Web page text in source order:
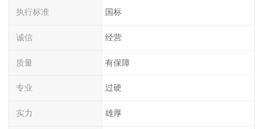
执行标准 国标
诚信 经营
质量 有保障
专业 过硬
实力 雄厚